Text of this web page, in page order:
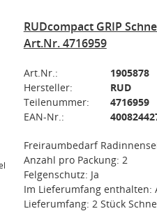
RUDcompact GRIP
Art.Nr. 4716959
Art.Nr.:
1905878
Hersteller:
RUD
Teilenummer:
4716959
EAN-Nr.:
Freiraumbedarf
Anzahl pro Packung: 2
Felgenschutz: Ja
Im Lieferumfang enthalten:
Lieferumfang: 2 Stück